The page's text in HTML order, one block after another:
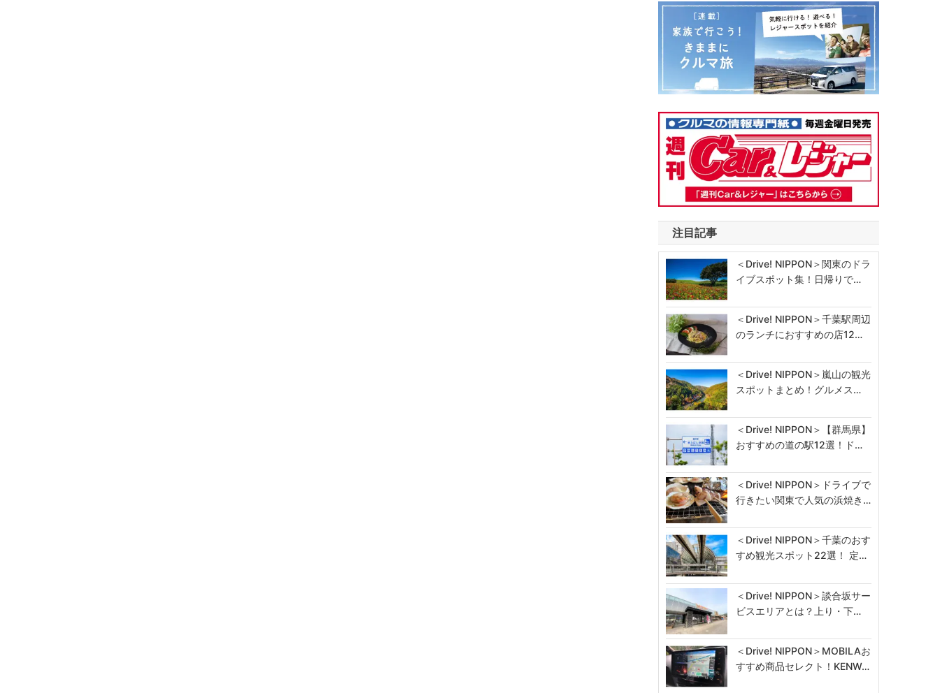
注目記事
＜Drive! NIPPON＞関東のドラ
イブスポット集！日帰りで…
＜Drive! NIPPON＞千葉駅周辺
のランチにおすすめの店12…
＜Drive! NIPPON＞嵐山の観光
スポットまとめ！グルメス…
＜Drive! NIPPON＞【群馬県】
おすすめの道の駅12選！ド…
＜Drive! NIPPON＞ドライブで
行きたい関東で人気の浜焼き…
＜Drive! NIPPON＞千葉のおす
すめ観光スポット22選！ 定…
＜Drive! NIPPON＞談合坂サー
ビスエリアとは？上り・下…
＜Drive! NIPPON＞MOBILAお
すすめ商品セレクト！KENW…